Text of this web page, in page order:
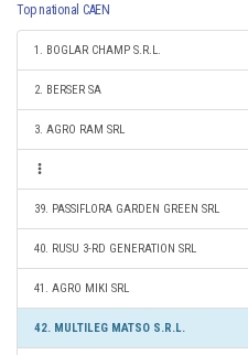
Top national CAEN
1. BOGLAR CHAMP S.R.L.
2. BERSER SA
3. AGRO RAM SRL
39. PASSIFLORA GARDEN GREEN SRL
40. RUSU 3-RD GENERATION SRL
41. AGRO MIKI SRL
42. MULTILEG MATSO S.R.L.